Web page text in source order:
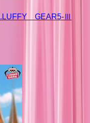
GEAR5-Ⅲ